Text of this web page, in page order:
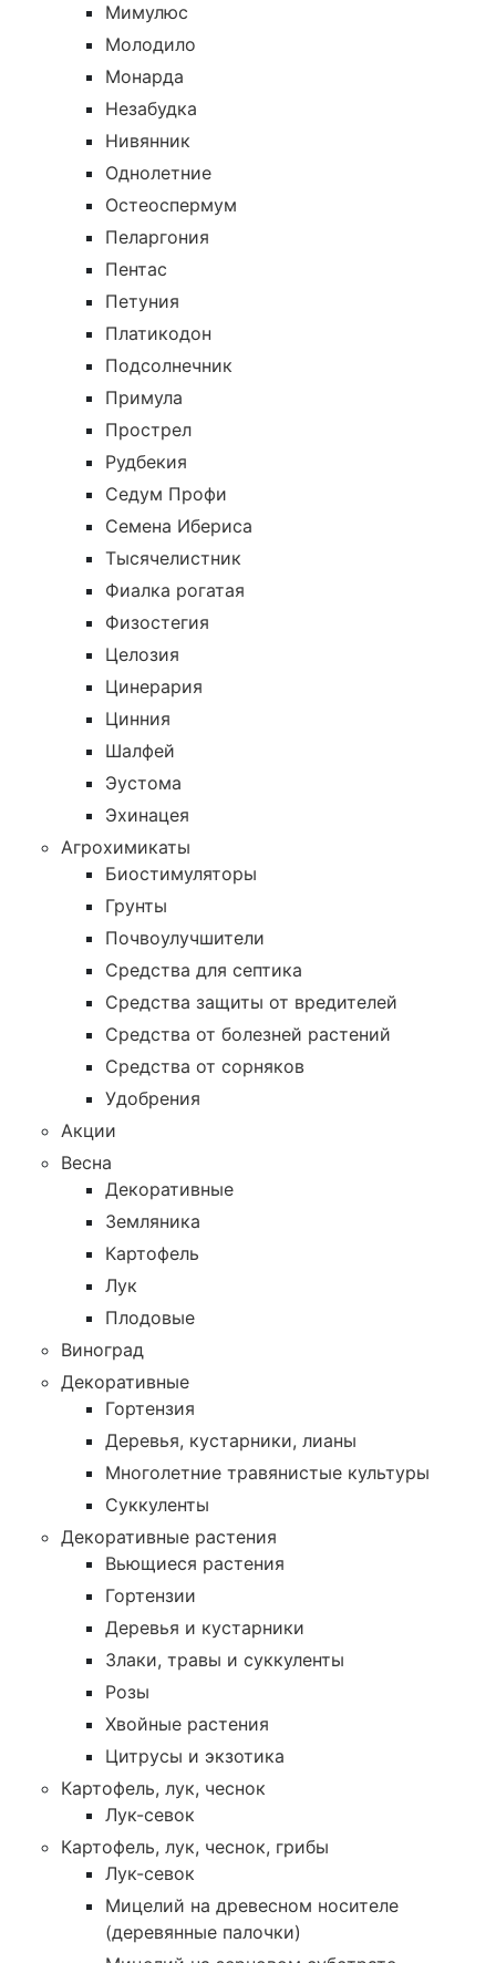
Мимулюс
Молодило
Монарда
Незабудка
Нивянник
Однолетние
Остеоспермум
Пеларгония
Пентас
Петуния
Платикодон
Подсолнечник
Примула
Прострел
Рудбекия
Седум Профи
Семена Ибериса
Тысячелистник
Фиалка рогатая
Физостегия
Целозия
Цинерария
Цинния
Шалфей
Эустома
Эхинацея
Агрохимикаты
Биостимуляторы
Грунты
Почвоулучшители
Средства для септика
Средства защиты от вредителей
Средства от болезней растений
Средства от сорняков
Удобрения
Акции
Весна
Декоративные
Земляника
Картофель
Лук
Плодовые
Виноград
Декоративные
Гортензия
Деревья, кустарники, лианы
Многолетние травянистые культуры
Суккуленты
Декоративные растения
Вьющиеся растения
Гортензии
Деревья и кустарники
Злаки, травы и суккуленты
Розы
Хвойные растения
Цитрусы и экзотика
Картофель, лук, чеснок
Лук-севок
Картофель, лук, чеснок, грибы
Лук-севок
Мицелий на древесном носителе
(деревянные палочки)